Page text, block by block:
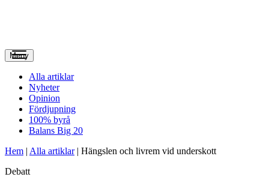
Meny
Alla artiklar
Nyheter
Opinion
Fördjupning
100% byrå
Balans Big 20
Hem | Alla artiklar| Hängslen och livrem vid underskott
Debatt